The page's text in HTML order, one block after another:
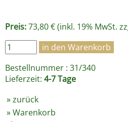
Preis:73,80 € (inkl. 19% MwSt.
Bestellnummer : 31/340
Lieferzeit: 4-7 Tage
»zurück
»Warenkorb